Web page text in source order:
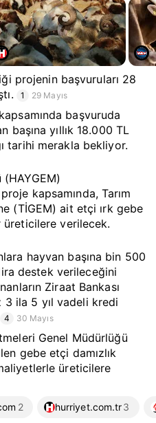
projenin başvuruları 28
1 29 Mayıs
başvuruda
yıllık 18.000 TL
tarihi merakla bekliyor.
(HAYGEM)
kapsamında, Tarım
(TİGEM) ait etçi ırk gebe
üreticilere verilecek.
hayvan başına bin 500
destek verileceğini
Ziraat Bankası
3 ila 5 yıl vadeli kredi
4 30 Mayıs
Genel Müdürlüğü
gebe etçi damızlık
üreticilere
2 hurriyet.com.tr3